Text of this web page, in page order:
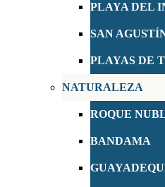
PLAYA DEL
SAN
PLAYAS DE
NATURALEZA
ROQUE
BANDAMA